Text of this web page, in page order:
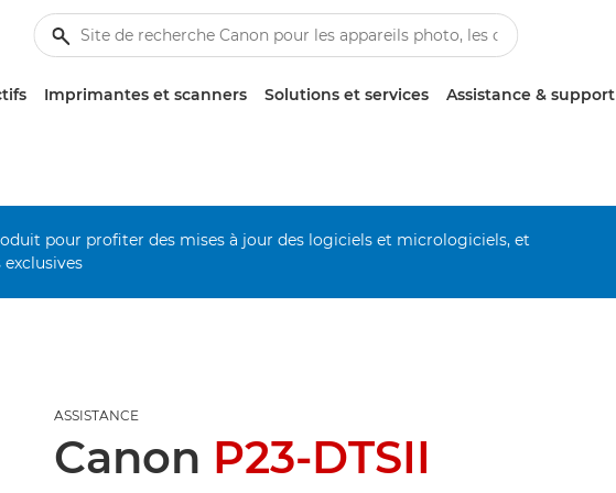
Imprimantes et scanners Solutions et services Assistance & support
pour profiter des mises à jour des logiciels et micrologiciels, et
ASSISTANCE
Canon P23-DTSII